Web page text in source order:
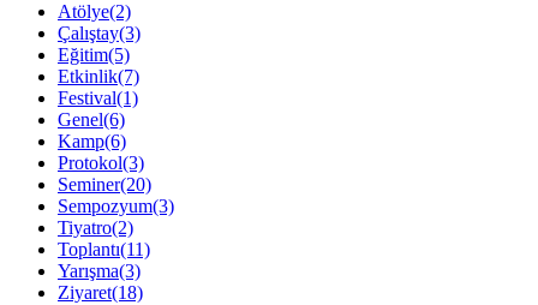
Atölye(2)
Çalıştay(3)
Eğitim(5)
Etkinlik(7)
Festival(1)
Genel(6)
Kamp(6)
Protokol(3)
Seminer(20)
Sempozyum(3)
Tiyatro(2)
Toplantı(11)
Yarışma(3)
Ziyaret(18)